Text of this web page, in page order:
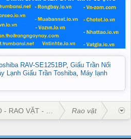
RAV-SE1251BP, Giấu Trần Nối
Lạnh Giấu Trần Toshiba
Máy lạnh
- RAO VẶT - KINH DOANH
Rao vặt